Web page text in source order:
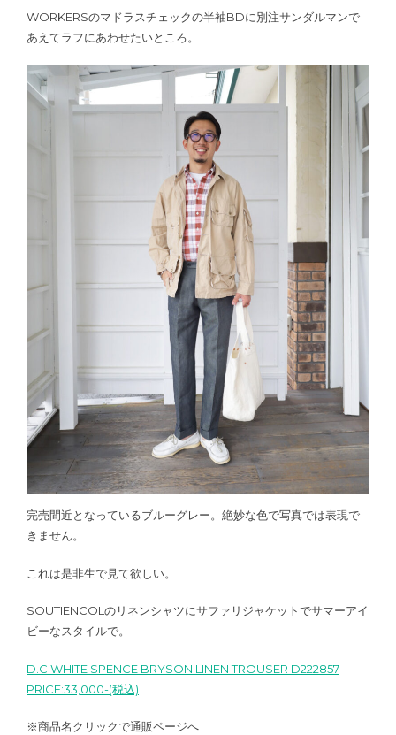
WORKERSのマドラスチェックの半袖BDに別注サンダルマンで
あえてラフにあわせたいところ。
完売間近となっているブルーグレー。絶妙な色で写真では表現で
きません。
これは是非生で見て欲しい。
SOUTIENCOLのリネンシャツにサファリジャケットでサマーアイ
ビーなスタイルで。
D.C.WHITE SPENCE BRYSON LINEN TROUSER D222857
PRICE:33,000-(税込)
※商品名クリックで通販ページへ